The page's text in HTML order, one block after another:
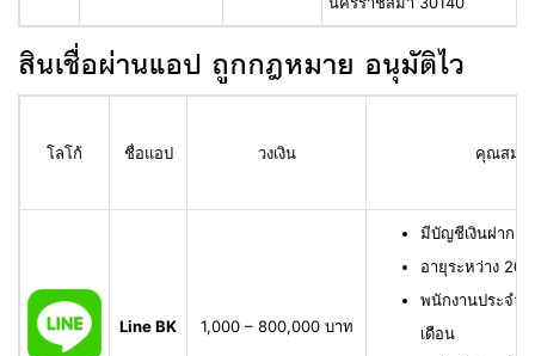
สินเชื่อผ่านแอป ถูกกฎหมาย อนุมัติไว
โลโก้ ชื่อแอป วงเงิน คุณสมบั
Line BK 1,000 – 800,000 บาท
มีบัญชีเงินฝาก
อายุระหว่าง 20
พนักงานประจำ
เดือน